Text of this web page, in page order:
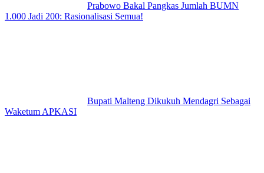
Prabowo Bakal Pangkas Jumlah BUMN
1.000 Jadi 200: Rasionalisasi Semua!
Bupati Malteng Dikukuh Mendagri Sebagai
Waketum APKASI